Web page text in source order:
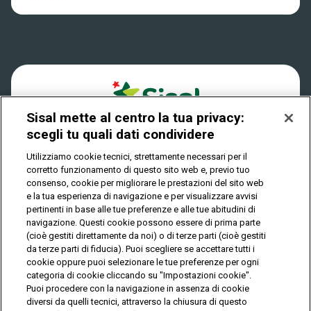
Play Your Date
Privacy
IL GIOCO È VIETATO AI MINORI E PUÒ CAUSARE
DIPENDENZA PATOLOGICA
© Copyright Sisal Italia S.p.A. - P.I. 02433760135
Privacy Cookies
Mappa
del
sito
Sisal mette al centro la tua privacy:
scegli tu quali dati condividere
Utilizziamo cookie tecnici, strettamente necessari per il
corretto funzionamento di questo sito web e, previo tuo
consenso, cookie per migliorare le prestazioni del sito web
e la tua esperienza di navigazione e per visualizzare avvisi
pertinenti in base alle tue preferenze e alle tue abitudini di
navigazione. Questi cookie possono essere di prima parte
(cioè gestiti direttamente da noi) o di terze parti (cioè gestiti
da terze parti di fiducia). Puoi scegliere se accettare tutti i
cookie oppure puoi selezionare le tue preferenze per ogni
categoria di cookie cliccando su "Impostazioni cookie".
Puoi procedere con la navigazione in assenza di cookie
diversi da quelli tecnici, attraverso la chiusura di questo